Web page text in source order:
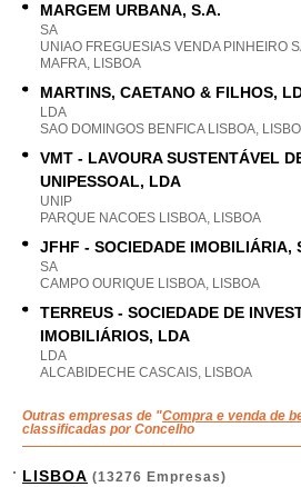
MARGEM URBANA, S.A.
SA
UNIAO FREGUESIAS VENDA PINHEIRO
MAFRA, LISBOA
MARTINS, CAETANO & FILHOS,
LDA
SAO DOMINGOS BENFICA LISBOA,
VMT - LAVOURA SUSTENTÁVEL
UNIPESSOAL, LDA
UNIP
PARQUE NACOES LISBOA, LISBOA
JFHF - SOCIEDADE IMOBILIÁRIA,
SA
CAMPO OURIQUE LISBOA, LISBOA
TERREUS - SOCIEDADE DE
IMOBILIÁRIOS, LDA
LDA
ALCABIDECHE CASCAIS, LISBOA
Outras empresas de "Compra e venda de
classificadas por Concelho
LISBOA (13276 Empresas)